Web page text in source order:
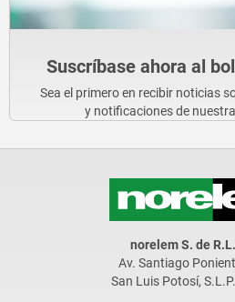
Suscríbase ahora al
Sea el primero en recibir noticias
y notificaciones de
norelem S. de
Av. Santiago
San Luis Potosí,